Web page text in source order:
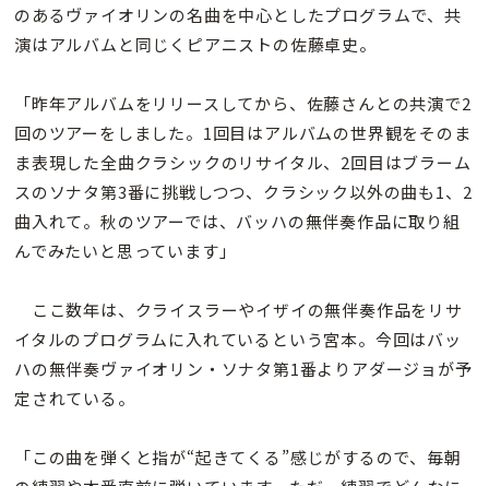
のあるヴァイオリンの名曲を中心としたプログラムで、共
演はアルバムと同じくピアニストの佐藤卓史。
「昨年アルバムをリリースしてから、佐藤さんとの共演で2
回のツアーをしました。1回目はアルバムの世界観をそのま
ま表現した全曲クラシックのリサイタル、2回目はブラーム
スのソナタ第3番に挑戦しつつ、クラシック以外の曲も1、2
曲入れて。秋のツアーでは、バッハの無伴奏作品に取り組
んでみたいと思っています」
ここ数年は、クライスラーやイザイの無伴奏作品をリサ
イタルのプログラムに入れているという宮本。今回はバッ
ハの無伴奏ヴァイオリン・ソナタ第1番よりアダージョが予
定されている。
「この曲を弾くと指が“起きてくる”感じがするので、毎朝